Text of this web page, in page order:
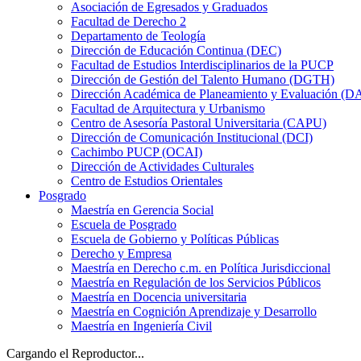
Asociación de Egresados y Graduados
Facultad de Derecho 2
Departamento de Teología
Dirección de Educación Continua (DEC)
Facultad de Estudios Interdisciplinarios de la PUCP
Dirección de Gestión del Talento Humano (DGTH)
Dirección Académica de Planeamiento y Evaluación
Facultad de Arquitectura y Urbanismo
Centro de Asesoría Pastoral Universitaria (CAPU)
Dirección de Comunicación Institucional (DCI)
Cachimbo PUCP (OCAI)
Dirección de Actividades Culturales
Centro de Estudios Orientales
Posgrado
Maestría en Gerencia Social
Escuela de Posgrado
Escuela de Gobierno y Políticas Públicas
Derecho y Empresa
Maestría en Derecho c.m. en Política Jurisdiccional
Maestría en Regulación de los Servicios Públicos
Maestría en Docencia universitaria
Maestría en Cognición Aprendizaje y Desarrollo
Maestría en Ingeniería Civil
Cargando el Reproductor...